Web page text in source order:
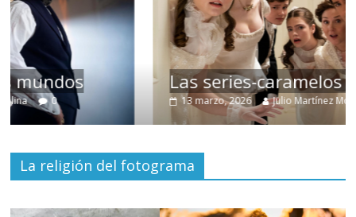
Las series-caramelos de Shondaland
13 marzo, 2026 Julio Martínez Molina 0
La religión del fotograma